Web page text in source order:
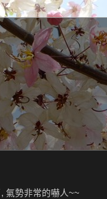
氣勢非常的嚇人~~